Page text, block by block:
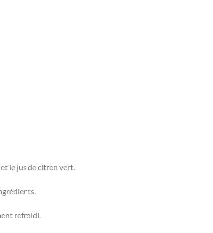
le jus de citron vert.
refroidi.